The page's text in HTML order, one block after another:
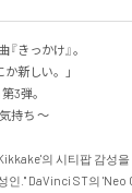
きっかけ』。
新しい。」
3弾。
持ち 〜
의 시티팝 감성
인." DaVinci ST의 'Neo